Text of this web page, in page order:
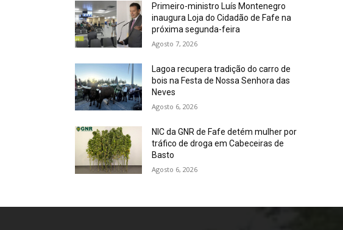
Primeiro-ministro Luís Montenegro
inaugura Loja do Cidadão de Fafe na
próxima segunda-feira
Agosto 7, 2026
Lagoa recupera tradição do carro de
bois na Festa de Nossa Senhora das
Neves
Agosto 6, 2026
NIC da GNR de Fafe detém mulher por
tráfico de droga em Cabeceiras de
Basto
Agosto 6, 2026